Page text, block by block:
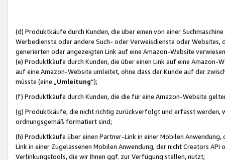
(d) Produktkäufe durch Kunden, die über einen von einer
Werbedienste oder andere Such- oder Verweisdienste oder Websites,
generierten oder angezeigten Link auf eine Amazon-Website
(e) Produktkäufe durch Kunden, die über einen Link auf eine
auf eine Amazon-Website umleitet, ohne dass der Kunde auf der
müsste (eine „ Umleitung“);
(f) Produktkäufe durch Kunden, die die für eine Amazon-Website
(g) Produktkäufe, die nicht richtig zurückverfolgt und erfasst werden,
ordnungsgemäß formatiert sind;
(h) Produktkäufe über einen Partner-Link in einer Mobilen
Link in einer Zugelassenen Mobilen Anwendung, der nicht Creators
Verlinkungstools, die wir Ihnen ggf. zur Verfügung stellen, nutzt;